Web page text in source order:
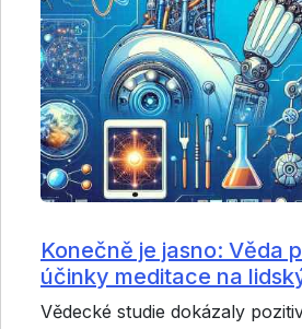
Konečně je jasno: Věda
účinky meditace na
Vědecké studie dokázaly